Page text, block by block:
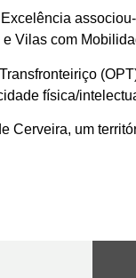
Vilas com
física/
Cerveira, um